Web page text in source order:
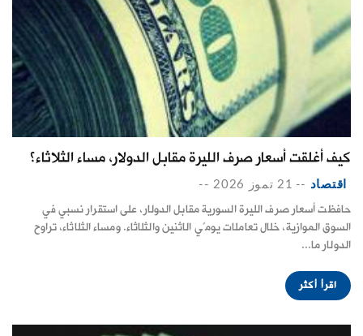
كيف أغلقت أسعار صرف الليرة مقابل الدولار، مساء الثلاثاء؟
اقتصاد -- 21 تموز 2026 --
حافظت أسعار صرف الليرة السورية مقابل الدولار، على استقرار نسبي في
السوق الموازية، خلال تعاملات يومًي الاثنين والثلاثاء. ومساء الثلاثاء، تراوح
الدولار ما...
اقرأ أكثر